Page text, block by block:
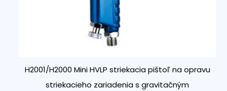
H2001/H2000 Mini HVLP striekacia pištoľ na opravu
striekacieho zariadenia s gravitačným